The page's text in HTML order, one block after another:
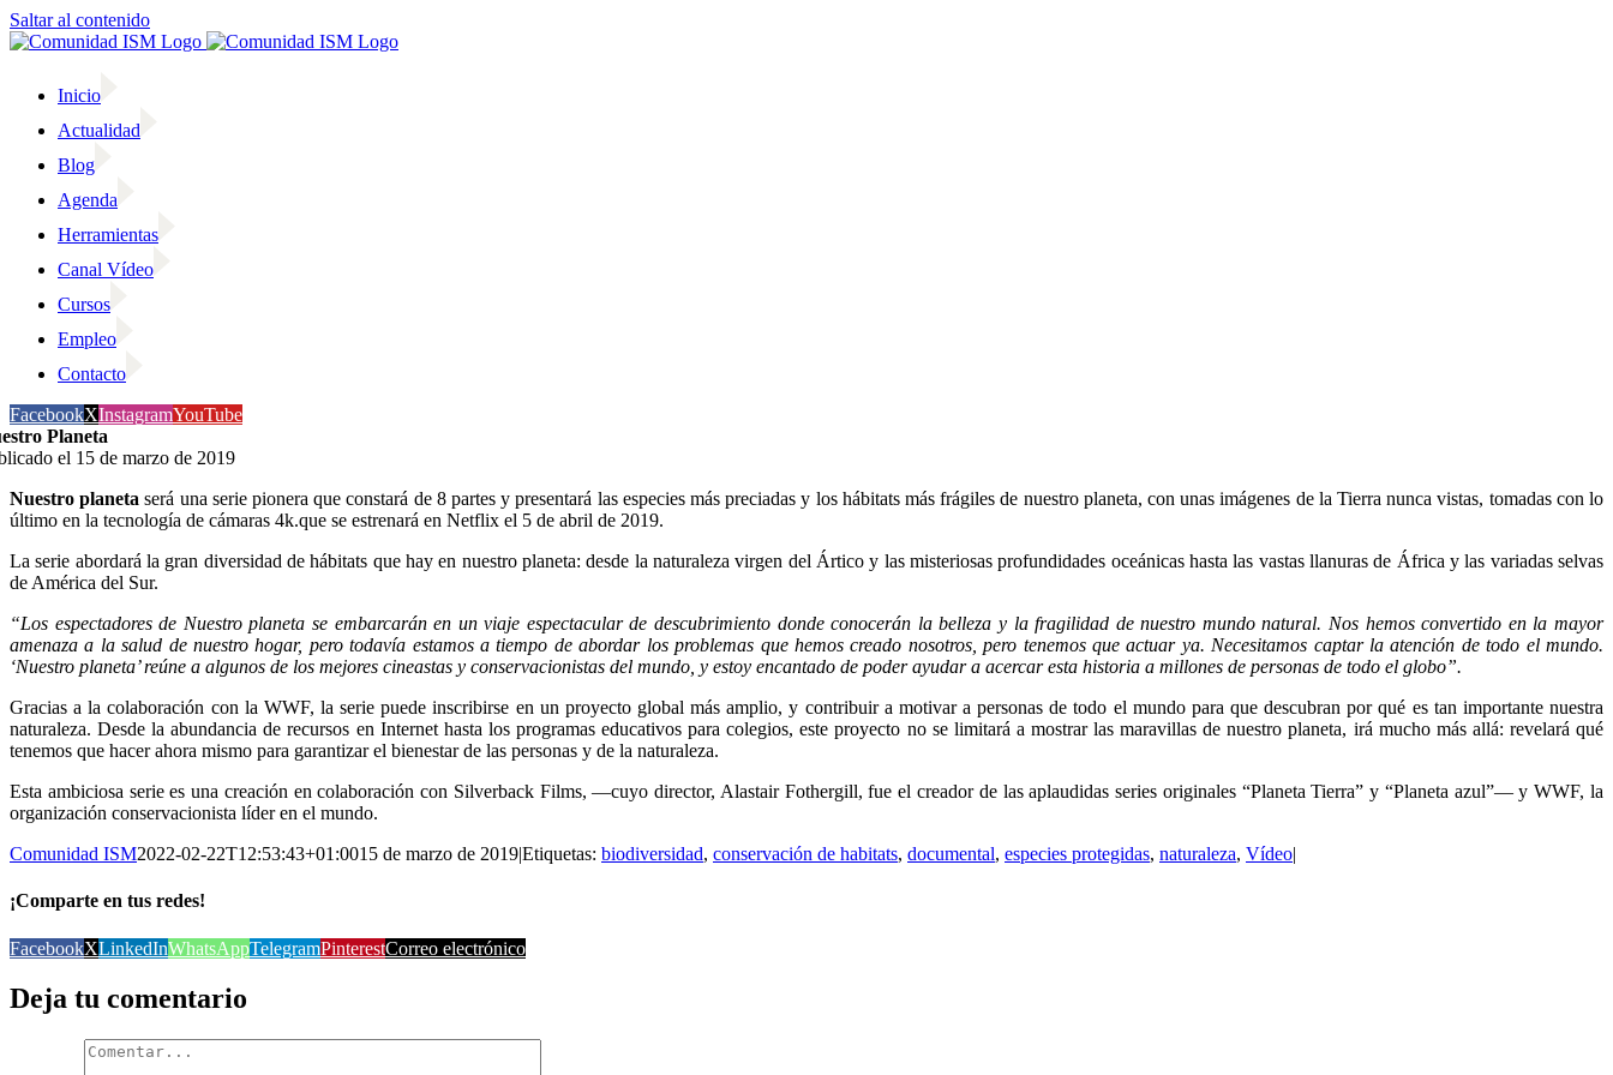
Saltar al contenido
Inicio
Actualidad
Blog
Agenda
Herramientas
Canal Vídeo
Cursos
Empleo
Contacto
FacebookXInstagramYouTube
Planeta
el 15 de marzo de 2019
Nuestro planeta será una serie pionera que constará de 8 partes y presentará las especies más preciadas y los hábitats más frágiles de nuestro planeta, con unas imágenes de la Tierra nunca vistas, tomadas con lo
último en la tecnología de cámaras 4k.que se estrenará en Netflix el 5 de abril de 2019.
La serie abordará la gran diversidad de hábitats que hay en nuestro planeta: desde la naturaleza virgen del Ártico y las misteriosas profundidades oceánicas hasta las vastas llanuras de África y las variadas selvas
de América del Sur.
“Los espectadores de Nuestro planeta se embarcarán en un viaje espectacular de descubrimiento donde conocerán la belleza y la fragilidad de nuestro mundo natural. Nos hemos convertido en la mayor
amenaza a la salud de nuestro hogar, pero todavía estamos a tiempo de abordar los problemas que hemos creado nosotros, pero tenemos que actuar ya. Necesitamos captar la atención de todo el mundo.
‘Nuestro planeta’ reúne a algunos de los mejores cineastas y conservacionistas del mundo, y estoy encantado de poder ayudar a acercar esta historia a millones de personas de todo el globo”.
Gracias a la colaboración con la WWF, la serie puede inscribirse en un proyecto global más amplio, y contribuir a motivar a personas de todo el mundo para que descubran por qué es tan importante nuestra
naturaleza. Desde la abundancia de recursos en Internet hasta los programas educativos para colegios, este proyecto no se limitará a mostrar las maravillas de nuestro planeta, irá mucho más allá: revelará qué
tenemos que hacer ahora mismo para garantizar el bienestar de las personas y de la naturaleza.
Esta ambiciosa serie es una creación en colaboración con Silverback Films, —cuyo director, Alastair Fothergill, fue el creador de las aplaudidas series originales “Planeta Tierra” y “Planeta azul”— y WWF, la
organización conservacionista líder en el mundo.
Comunidad ISM2022-02-22T12:53:43+01:0015 de marzo de 2019|Etiquetas: biodiversidad, conservación de habitats, documental, especies protegidas, naturaleza, Vídeo|
¡Comparte en tus redes!
FacebookXLinkedInWhatsAppTelegramPinterestCorreo electrónico
Deja tu comentario